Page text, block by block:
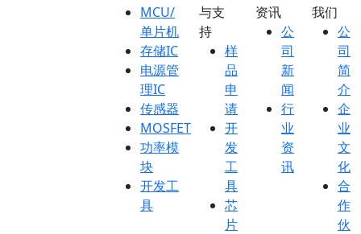
MCU/
单片机
存储IC
电源管
理IC
传感器
MOSFET
功率模
块
开发工
具
与支
持
样
品
申
请
开
发
工
具
芯
片
资讯
公
司
新
闻
行
业
资
讯
我们
公
司
简
介
企
业
文
化
合
作
伙